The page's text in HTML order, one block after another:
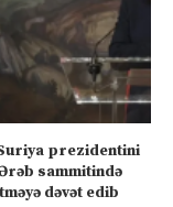
prezidentini
sammitində
dəvət edib